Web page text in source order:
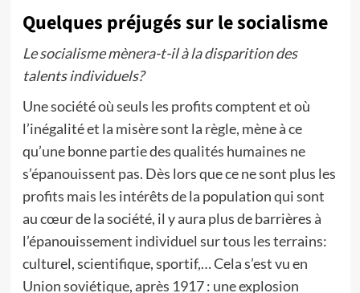
Quelques préjugés sur le socialisme
Le socialisme mènera-t-il à la disparition des
talents individuels?
Une société où seuls les profits comptent et où
l’inégalité et la misère sont la règle, mène à ce
qu’une bonne partie des qualités humaines ne
s’épanouissent pas. Dès lors que ce ne sont plus les
profits mais les intérêts de la population qui sont
au cœur de la société, il y aura plus de barrières à
l’épanouissement individuel sur tous les terrains:
culturel, scientifique, sportif,… Cela s’est vu en
Union soviétique, après 1917 : une explosion